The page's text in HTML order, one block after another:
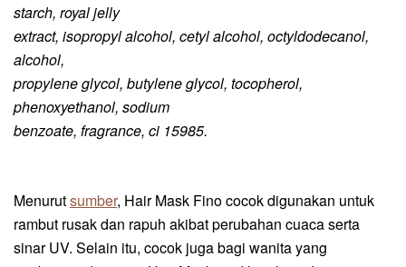
starch, royal jelly
extract, isopropyl alcohol, cetyl alcohol, octyldodecanol,
alcohol,
propylene glycol, butylene glycol, tocopherol,
phenoxyethanol, sodium
benzoate, fragrance, ci 15985.
Menurutsumber, Hair Mask Finococok digunakan untuk
rambut rusak dan rapuh akibat perubahan cuaca serta
sinar UV. Selain itu, cocok juga bagi wanita yang